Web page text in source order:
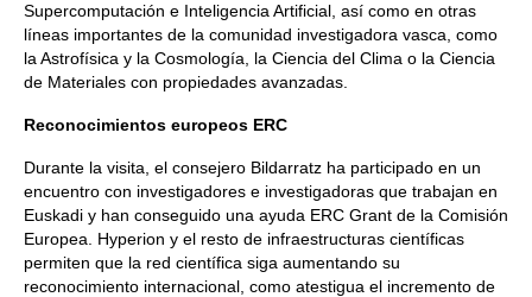
Supercomputación e Inteligencia Artificial, así como en otras
líneas importantes de la comunidad investigadora vasca, como
la Astrofísica y la Cosmología, la Ciencia del Clima o la Ciencia
de Materiales con propiedades avanzadas.
Reconocimientos europeos ERC
Durante la visita, el consejero Bildarratz ha participado en un
encuentro con investigadores e investigadoras que trabajan en
Euskadi y han conseguido una ayuda ERC Grant de la Comisión
Europea. Hyperion y el resto de infraestructuras científicas
permiten que la red científica siga aumentando su
reconocimiento internacional, como atestigua el incremento de